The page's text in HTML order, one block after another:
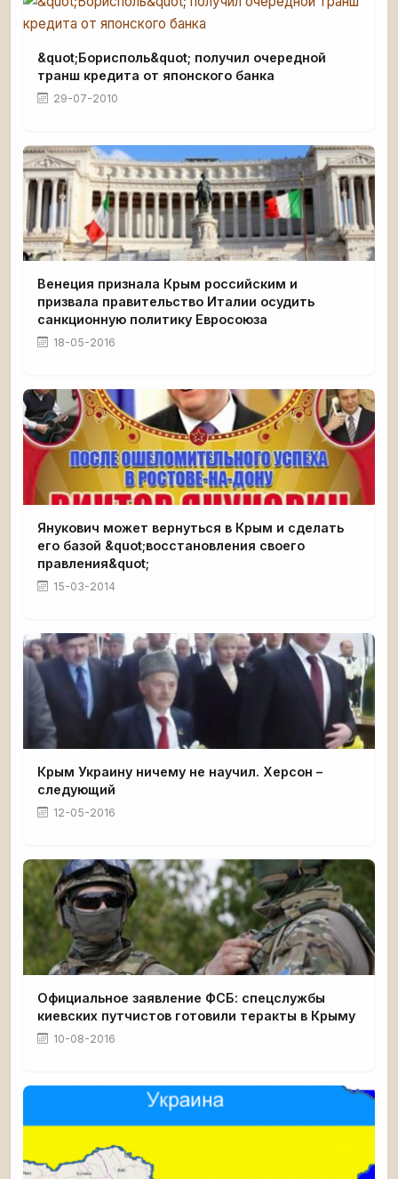
&quot;Борисполь&quot; получил очередной
транш кредита от японского банка
29-07-2010
Венеция признала Крым российским и
призвала правительство Италии осудить
санкционную политику Евросоюза
18-05-2016
Янукович может вернуться в Крым и сделать
его базой &quot;восстановления своего
правления&quot;
15-03-2014
Крым Украину ничему не научил. Херсон –
следующий
12-05-2016
Официальное заявление ФСБ: спецслужбы
киевских путчистов готовили теракты в Крыму
10-08-2016